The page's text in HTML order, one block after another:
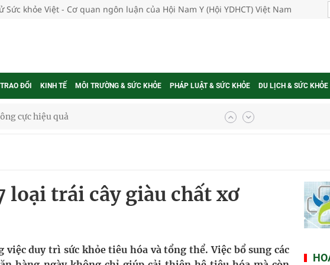
Sức khỏe Việt - Cơ quan ngôn luận của Hội Nam Y (Hội YDHCT) Việt Nam
ĐỔI KINH TẾ MÔI TRƯỜNG & SỨC KHỎE PHÁP LUẬT & SỨC KHỎE DU LỊCH & SỨC KHỎE
cực hiệu quả
thực tế
ung thư
trái cây giàu chất xơ
duy trì sức khỏe tiêu hóa và tổng thể. Việc bổ sung các